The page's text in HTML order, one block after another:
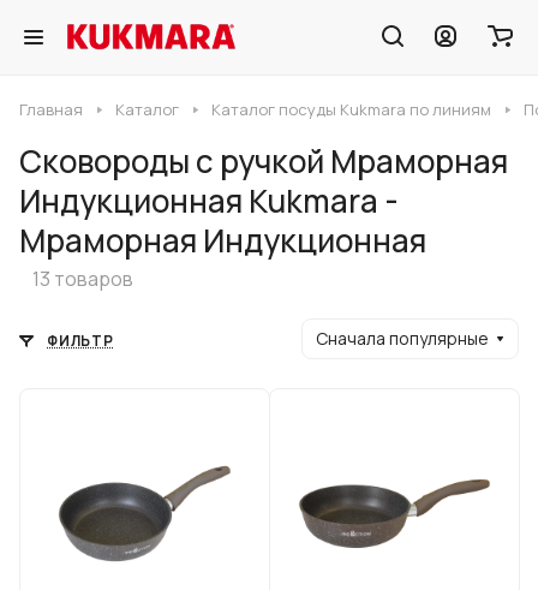
Главная Каталог Каталог посуды Kukmara по линиям
Сковороды с ручкой Мраморная
Индукционная Kukmara -
Мраморная Индукционная
13 товаров
ФИЛЬТР Сначала популярные